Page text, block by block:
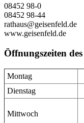
08452 98-0
08452 98-44
rathaus@geisenfeld.de
www.geisenfeld.de
Öffnungszeiten
Montag
Dienstag
Mittwoch